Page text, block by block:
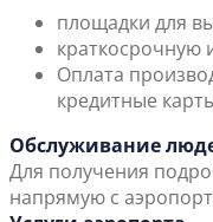
площадки для
краткосрочную
Оплата
кредитные
Обслуживание
Для получения
напрямую с